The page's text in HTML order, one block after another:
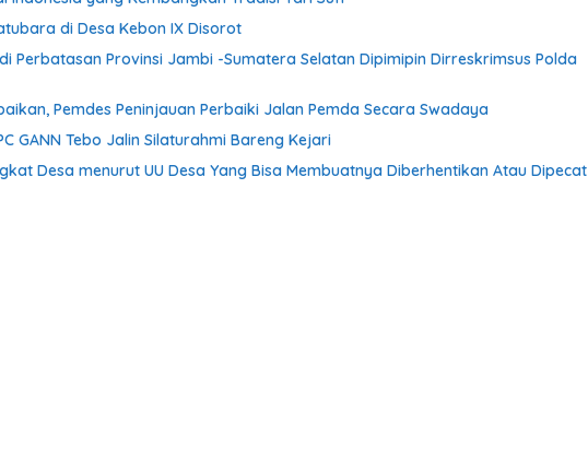
di Desa Kebon IX Disorot
Perbatasan Provinsi Jambi -Sumatera Selatan Dipimipin Dirreskrimsus Polda
Pemdes Peninjauan Perbaiki Jalan Pemda Secara Swadaya
GANN Tebo Jalin Silaturahmi Bareng Kejari
Desa menurut UU Desa Yang Bisa Membuatnya Diberhentikan Atau Dipecat